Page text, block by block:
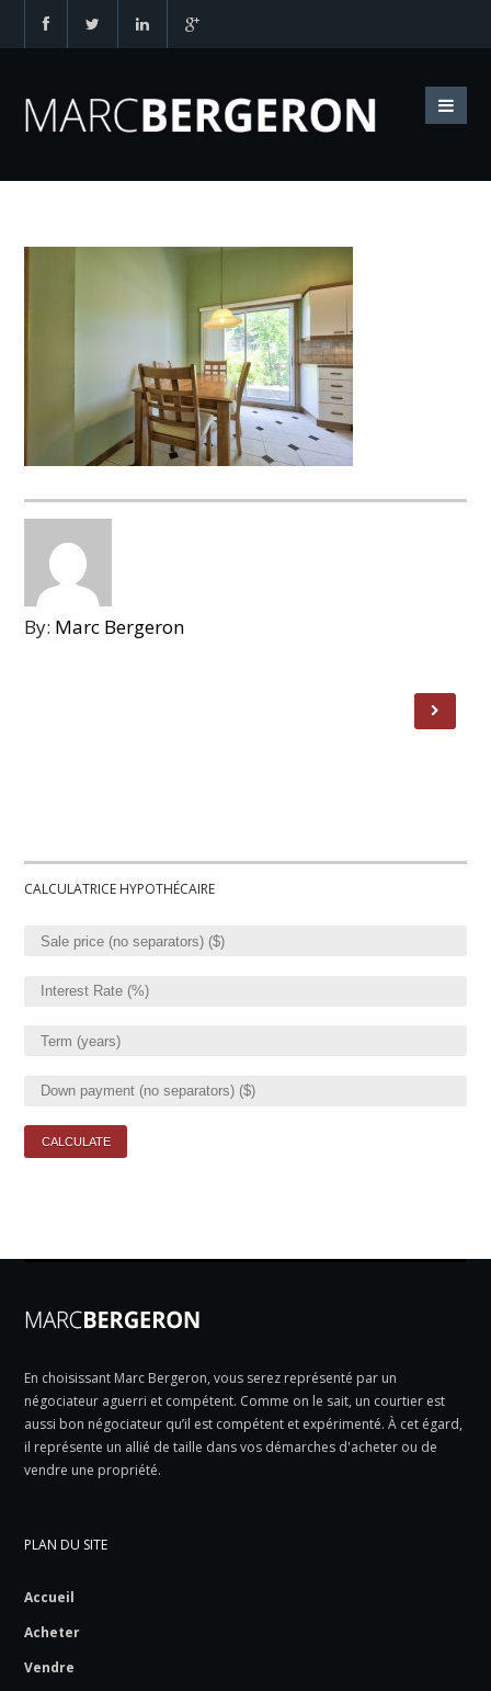
By: Marc Bergeron
CALCULATRICE HYPOTHÉCAIRE
En choisissant Marc Bergeron, vous serez représenté par un
négociateur aguerri et compétent. Comme on le sait, un courtier est
aussi bon négociateur qu’il est compétent et expérimenté. À cet égard,
il représente un allié de taille dans vos démarches d'acheter ou de
vendre une propriété.
PLAN DU SITE
Accueil
Acheter
Vendre